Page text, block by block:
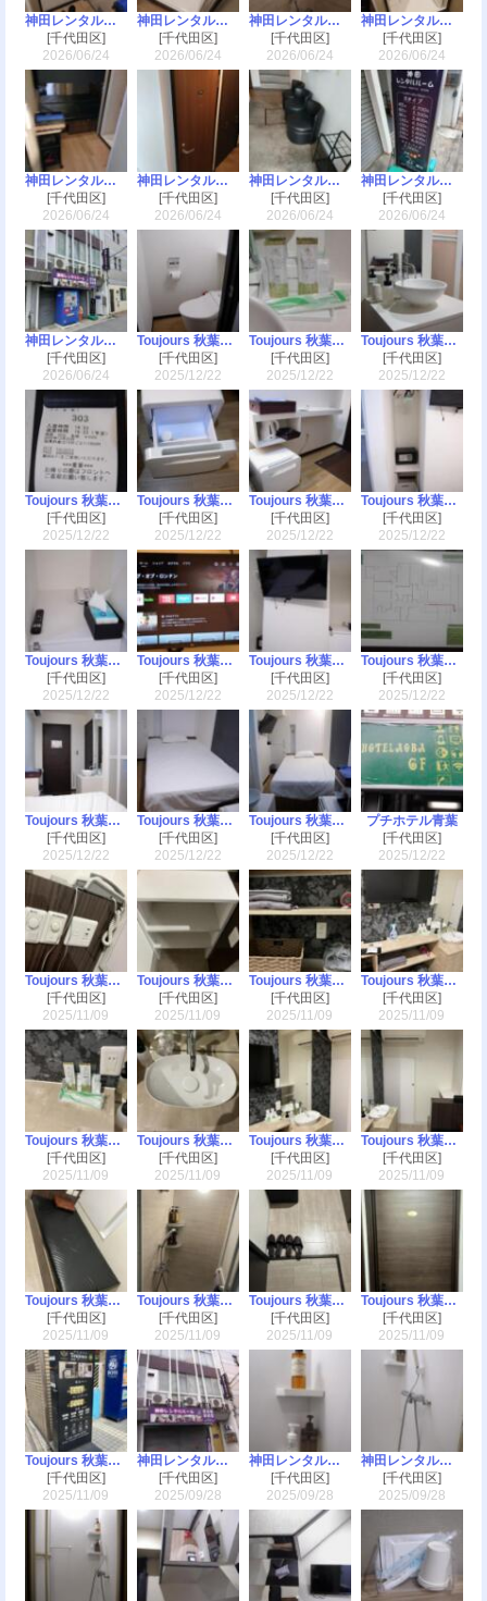
神田レンタルルーム
[千代田区]
2026/06/24
神田レンタルルーム
[千代田区]
2026/06/24
神田レンタルルーム
[千代田区]
2026/06/24
神田レンタルルーム
[千代田区]
2026/06/24
神田レンタルルーム
[千代田区]
2026/06/24
神田レンタルルーム
[千代田区]
2026/06/24
神田レンタルルーム
[千代田区]
2026/06/24
神田レンタルルーム
[千代田区]
2026/06/24
神田レンタルルーム
[千代田区]
2026/06/24
Toujours 秋葉原（トゥージュール）
[千代田区]
2025/12/22
Toujours 秋葉原（トゥージュール）
[千代田区]
2025/12/22
Toujours 秋葉原（トゥージュール）
[千代田区]
2025/12/22
Toujours 秋葉原（トゥージュール）
[千代田区]
2025/12/22
Toujours 秋葉原（トゥージュール）
[千代田区]
2025/12/22
Toujours 秋葉原（トゥージュール）
[千代田区]
2025/12/22
Toujours 秋葉原（トゥージュール）
[千代田区]
2025/12/22
Toujours 秋葉原（トゥージュール）
[千代田区]
2025/12/22
Toujours 秋葉原（トゥージュール）
[千代田区]
2025/12/22
Toujours 秋葉原（トゥージュール）
[千代田区]
2025/12/22
Toujours 秋葉原（トゥージュール）
[千代田区]
2025/12/22
Toujours 秋葉原（トゥージュール）
[千代田区]
2025/12/22
Toujours 秋葉原（トゥージュール）
[千代田区]
2025/12/22
Toujours 秋葉原（トゥージュール）
[千代田区]
2025/12/22
プチホテル青葉
[千代田区]
2025/12/22
Toujours 秋葉原（トゥージュール）
[千代田区]
2025/11/09
Toujours 秋葉原（トゥージュール）
[千代田区]
2025/11/09
Toujours 秋葉原（トゥージュール）
[千代田区]
2025/11/09
Toujours 秋葉原（トゥージュール）
[千代田区]
2025/11/09
Toujours 秋葉原（トゥージュール）
[千代田区]
2025/11/09
Toujours 秋葉原（トゥージュール）
[千代田区]
2025/11/09
Toujours 秋葉原（トゥージュール）
[千代田区]
2025/11/09
Toujours 秋葉原（トゥージュール）
[千代田区]
2025/11/09
Toujours 秋葉原（トゥージュール）
[千代田区]
2025/11/09
Toujours 秋葉原（トゥージュール）
[千代田区]
2025/11/09
Toujours 秋葉原（トゥージュール）
[千代田区]
2025/11/09
Toujours 秋葉原（トゥージュール）
[千代田区]
2025/11/09
Toujours 秋葉原（トゥージュール）
[千代田区]
2025/11/09
神田レンタルルーム
[千代田区]
2025/09/28
神田レンタルルーム
[千代田区]
2025/09/28
神田レンタルルーム
[千代田区]
2025/09/28